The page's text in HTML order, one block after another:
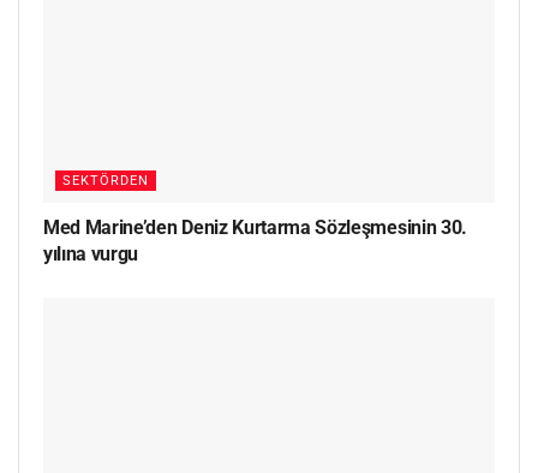
SEKTÖRDEN
Med Marine’den Deniz Kurtarma Sözleşmesinin 30.
yılına vurgu